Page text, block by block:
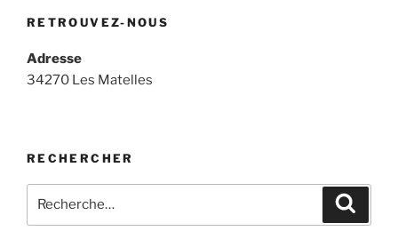
RETROUVEZ-NOUS
Adresse
34270 Les Matelles
RECHERCHER
pour